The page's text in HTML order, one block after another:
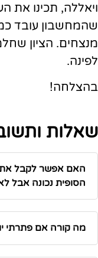
ויאללה, תכינו את
שהמחשבון עובד
מנצחים. הציון
לפינה.
בהצלחה!
שאלות
האם אפשר לקבל את
הסופית נכונה אבל
מה קורה אם פתרתי